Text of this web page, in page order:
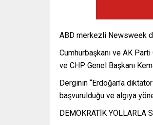
ABD merkezli Newsweek
Cumhurbaşkanı ve AK
ve CHP Genel Başkanı
Derginin “Erdoğan’a
başvurulduğu ve algıya
DEMOKRATİK YOLLARLA